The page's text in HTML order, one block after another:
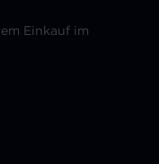
Einkauf im